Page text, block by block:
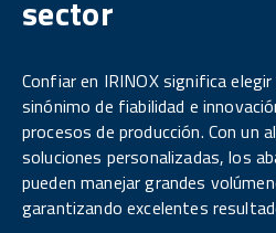
sector
Confiar en IRINOX significa
sinónimo de fiabilidad e
procesos de producción. Con un
soluciones personalizadas, los
pueden manejar grandes
garantizando excelentes